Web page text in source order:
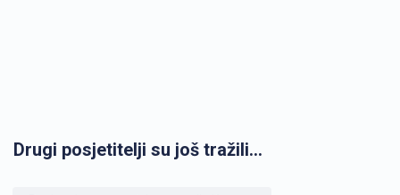
Drugi posjetitelji su još tražili...